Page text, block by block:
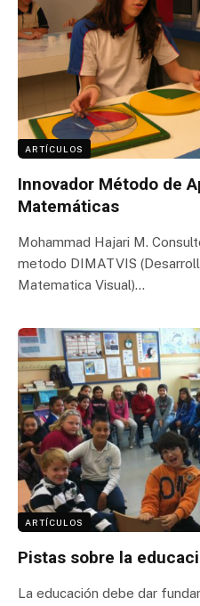
ARTÍCULOS
Innovador Método de
Matemáticas
Mohammad Hajari M.
metodo DIMATVIS
Matematica Visual)…
ARTÍCULOS
Pistas sobre la
La educación debe dar